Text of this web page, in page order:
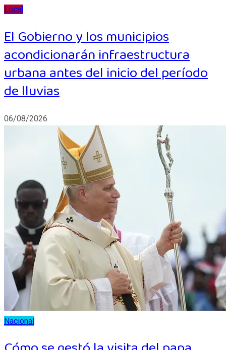
Local
El Gobierno y los municipios
acondicionarán infraestructura
urbana antes del inicio del período
de lluvias
06/08/2026
Nacional